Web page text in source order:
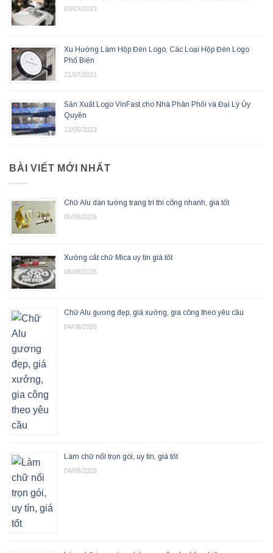
03/03/2023
Xu Hướng Làm Hộp Đèn Logo, Các Loại Hộp Đèn Logo
Phổ Biến
21/07/2021
Sản Xuất Logo VinFast cho Nhà Phân Phối và Đại Lý Ủy
Quyền
12/05/2023
BÀI VIẾT MỚI NHẤT
Chữ Alu dán tường trang trí thi công nhanh, giá tốt
06/08/2026
Xưởng cắt chữ Mica uy tín giá tốt
06/08/2026
Chữ Alu gương đẹp, giá xưởng, gia công theo yêu cầu
04/08/2026
Làm chữ nổi trọn gói, uy tín, giá tốt
04/08/2026